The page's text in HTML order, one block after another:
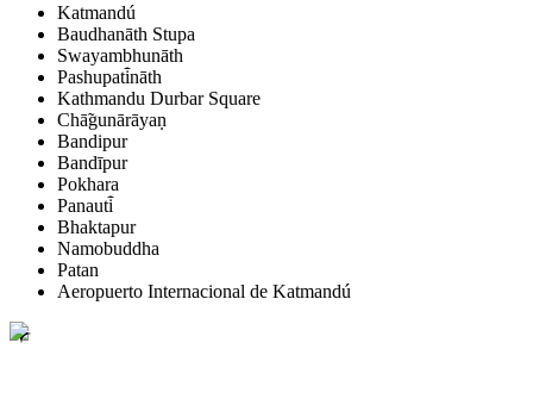
Katmandú
Baudhanāth Stupa
Swayambhunāth
Pashupati̇̄nāth
Kathmandu Durbar Square
Chā̃gunārāyaṇ
Bandipur
Bandīpur
Pokhara
Panauti̇̄
Bhaktapur
Namobuddha
Patan
Aeropuerto Internacional de Katmandú